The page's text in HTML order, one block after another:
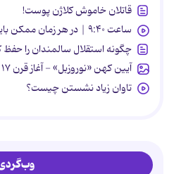
قاتلان خاموش کلاژن پوست!
ساعت ۹:۴۰ | در هر زمان ممکن باید انتقامشان را پس بدهند
چگونه استقلال سالمندان را حفظ
آیین کهن «نوروزبل» - آغاز قرن ۱۷ دیلمی
تاوان زیاد نشستن چیست؟